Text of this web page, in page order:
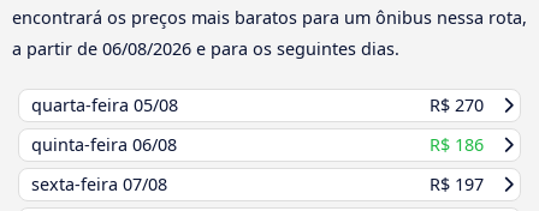
encontrará os preços mais baratos para um ônibus nessa rota,
a partir de 06/08/2026 e para os seguintes dias.
quarta-feira 05/08
R$ 270
quinta-feira 06/08
R$ 186
sexta-feira 07/08
R$ 197